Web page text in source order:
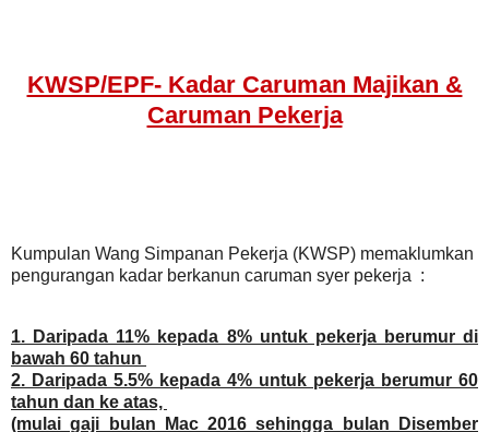
KWSP/EPF- Kadar Caruman Majikan &
Caruman Pekerja
Kumpulan Wang Simpanan Pekerja (KWSP) memaklumkan
pengurangan kadar berkanun caruman syer pekerja :
1. Daripada 11% kepada 8% untuk pekerja berumur di
bawah 60 tahun
2. Daripada 5.5% kepada 4% untuk pekerja berumur 60
tahun dan ke atas,
(mulai gaji bulan Mac 2016 sehingga bulan Disember